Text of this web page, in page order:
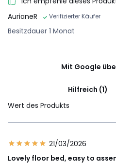
AurianeR
Verifizierter Käufer
Besitzdauer 1 Monat
Mit Google
Hilfreich (1)
Wert des Produkts
21/03/2026
Lovely floor bed, easy to